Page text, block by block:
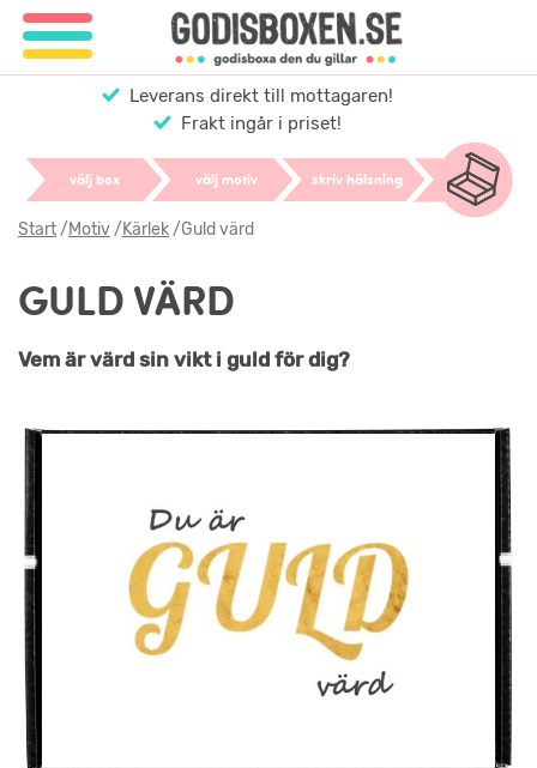
Leverans direkt till mottagaren!
Frakt ingår i priset!
välj box välj motiv skriv hälsning
Start/Motiv/Kärlek/Guld värd
GULD VÄRD
Vem är värd sin vikt i guld för dig?